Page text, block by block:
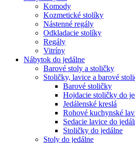
Komody
Kozmetické stolíky
Nástenné regály
Odkladacie stolíky
Regály
Vitríny
Nábytok do jedálne
Barové stoly a stoličky
Stoličky, lavice a barové
Barové stoličky
Hojdacie stoličky do
Jedálenské kreslá
Rohové kuchynské
Sedacie lavice do
Stoličky do jedálne
Stoly do jedálne